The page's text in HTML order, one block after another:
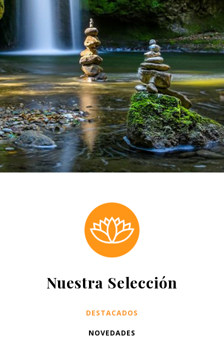
Nuestra Selección
DESTACADOS
NOVEDADES